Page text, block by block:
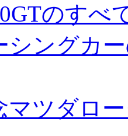
のすべ
シングカ
マツダロ